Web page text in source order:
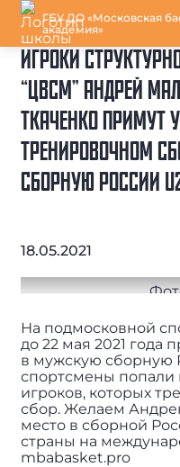
ГБУ ДО «Московская
академия»
ИГРОКИ
“ЦВСМ” АНДРЕЙ
ТКАЧЕНКО ПРИМУТ
ТРЕНИРОВОЧНОМ
СБОРНУЮ РОССИИ
18.05.2021
На подмосковной
до 22 мая 2021 года
в мужскую сборную
спортсмены попали
игроков, которых
сбор. Желаем
место в сборной
страны на
mbabasket.pro